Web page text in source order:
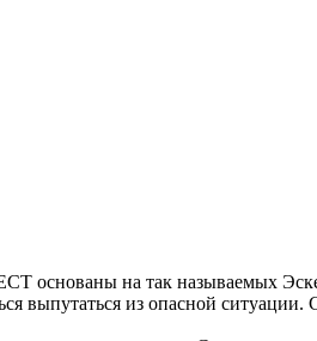
основаны на так называемых
выпутаться из опасной